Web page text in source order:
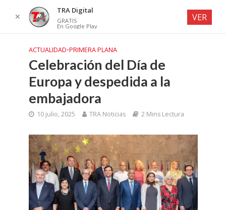
ACTUALIDAD•PRIMERA PLANA
Celebración del Día de
Europa y despedida a la
embajadora
10 julio, 2025 TRA Noticias 2 Mins Lectura
✕
TRA Digital
GRATIS
En Google Play
VER